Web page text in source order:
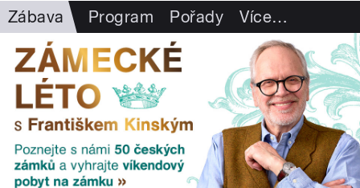
Zábava Program Pořady Více…